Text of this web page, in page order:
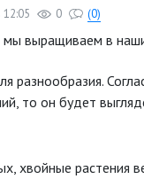
0 (0)
мы выращиваем в
разнообразия.
то он будет
хвойные растения